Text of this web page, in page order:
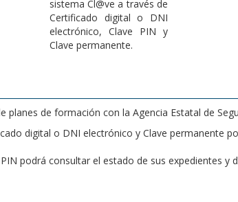
sistema Cl@ve a través de
Certificado digital o DNI
electrónico, Clave PIN y
Clave permanente.
planes de formación con la Agencia Estatal de
digital o DNI electrónico y Clave permanente
podrá consultar el estado de sus expedientes y